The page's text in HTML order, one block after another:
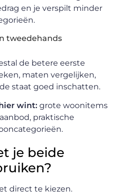
en je verspilt minder
tweedehands
de betere eerste
maten vergelijken,
staat goed inschatten.
wint: grote woonitems
praktische
je beide
direct te kiezen.